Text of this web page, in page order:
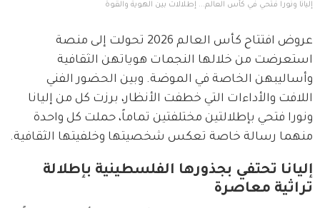
إليانا ونورا فتحي في كأس العالم... إطلالات بين الهوية والقوة
عروض افتتاح كأس العالم 2026 تحولت إلى منصة
استعرضت من خلالها النجمات هوياتهن الثقافية
وأساليبهن الخاصة في الموضة. وبين الحضور الفني
اللافت والأداءات التي خطفت الأنظار، برزت كل من إليانا
ونورا فتحي بإطلالتين مختلفتين تماماً، حملت كل واحدة
منهما رسالة خاصة تعكس شخصيتها وخلفيتها الثقافية.
إليانا تحتفي بجذورها الفلسطينية بإطلالة
تراثية معاصرة